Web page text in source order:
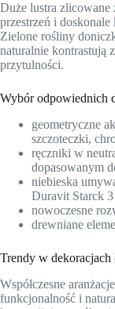
Duże lustra zlicowane
przestrzeń i
Zielone rośliny
naturalnie kontrastują
przytulności.
Wybór odpowiednich
geometryczne
szczoteczki,
ręczniki w
dopasowanym
niebieska
Duravit Starck 3
nowoczesne
drewniane
Trendy w dekoracjach
Współczesne
funkcjonalność i